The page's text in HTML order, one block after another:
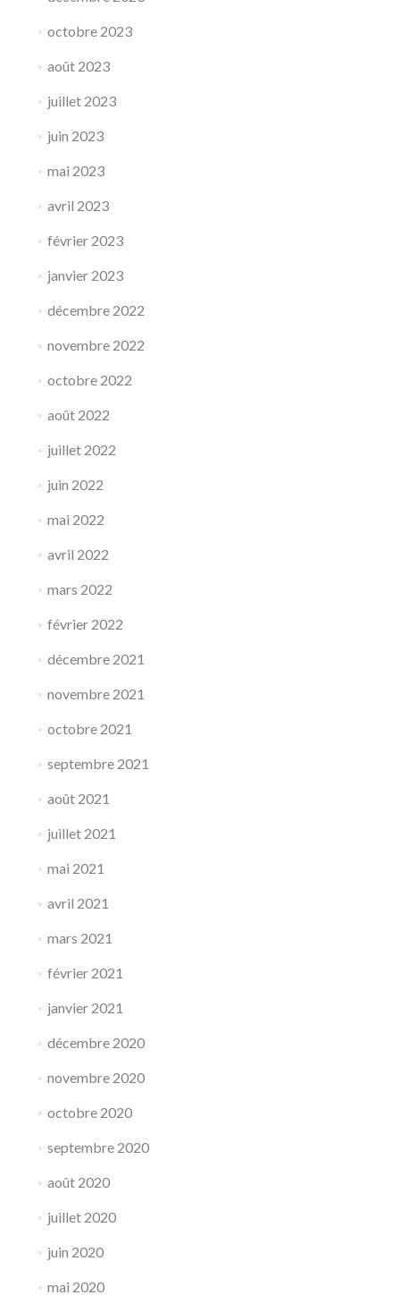
octobre 2023
août 2023
juillet 2023
juin 2023
mai 2023
avril 2023
février 2023
janvier 2023
décembre 2022
novembre 2022
octobre 2022
août 2022
juillet 2022
juin 2022
mai 2022
avril 2022
mars 2022
février 2022
décembre 2021
novembre 2021
octobre 2021
septembre 2021
août 2021
juillet 2021
mai 2021
avril 2021
mars 2021
février 2021
janvier 2021
décembre 2020
novembre 2020
octobre 2020
septembre 2020
août 2020
juillet 2020
juin 2020
mai 2020